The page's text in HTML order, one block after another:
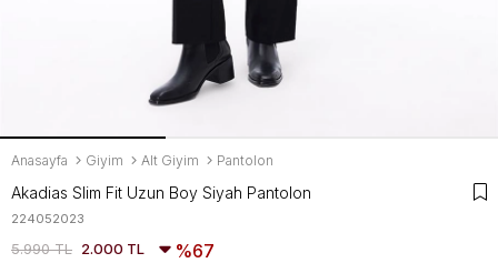
Anasayfa Giyim Alt Giyim Pantolon
Akadias Slim Fit Uzun Boy Siyah Pantolon
224052023
5.990 TL 2.000 TL 67